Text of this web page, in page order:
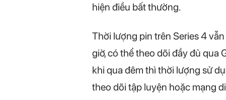
hiện điều bất thường.
Thời lượng pin trên Series 4
giờ, có thể theo dõi đầy đủ qua
khi qua đêm thì thời lượng sử
theo dõi tập luyện hoặc mạng